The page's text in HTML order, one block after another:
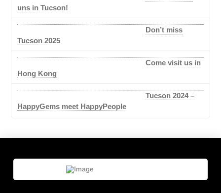
uns in Tucson!
Don’t miss
Tucson 2025
Come visit us in
Hong Kong
Tucson 2024 –
HappyGems meet HappyPeople